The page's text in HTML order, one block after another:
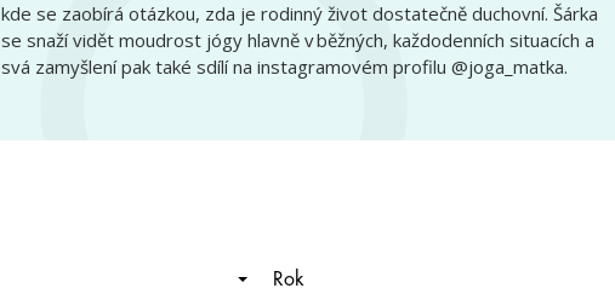
kde se zaobírá otázkou, zda je rodinný život dostatečně duchovní. Šárka
se snaží vidět moudrost jógy hlavně v běžných, každodenních situacích a
svá zamyšlení pak také sdílí na instagramovém profilu @joga_matka.
Rok